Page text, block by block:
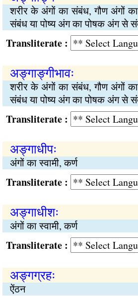
शरीर के अंगों का संबंध, गौण अंगों
संबंध या पोष्य अंग का पोषक अंग से
:
अङ्गाङ्गीभावः
शरीर के अंगों का संबंध, गौण अंगों
संबंध या पोष्य अंग का पोषक अंग से
:
अङ्गाधीपः
अंगों का स्वामी, कर्ण
:
अङ्गाधीशः
अंगों का स्वामी, कर्ण
:
अङ्गग्रहः
ऐंठन